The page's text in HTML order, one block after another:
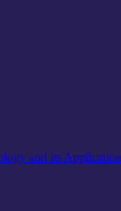
and its